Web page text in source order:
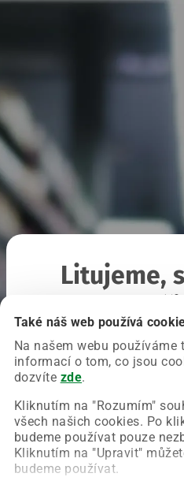
Také náš web používá
Na našem webu používáme
informací o tom, co jsou
dozvíte zde.
Kliknutím na "Rozumím"
všech našich cookies. Po
budeme používat pouze
Kliknutím na "Upravit"
budeme používat.
Litujeme,
Chyba nastala na naší
Zkuste prosím znovu
Obnovit stránku